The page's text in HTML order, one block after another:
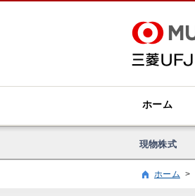
ホーム
現物株式
ホーム >